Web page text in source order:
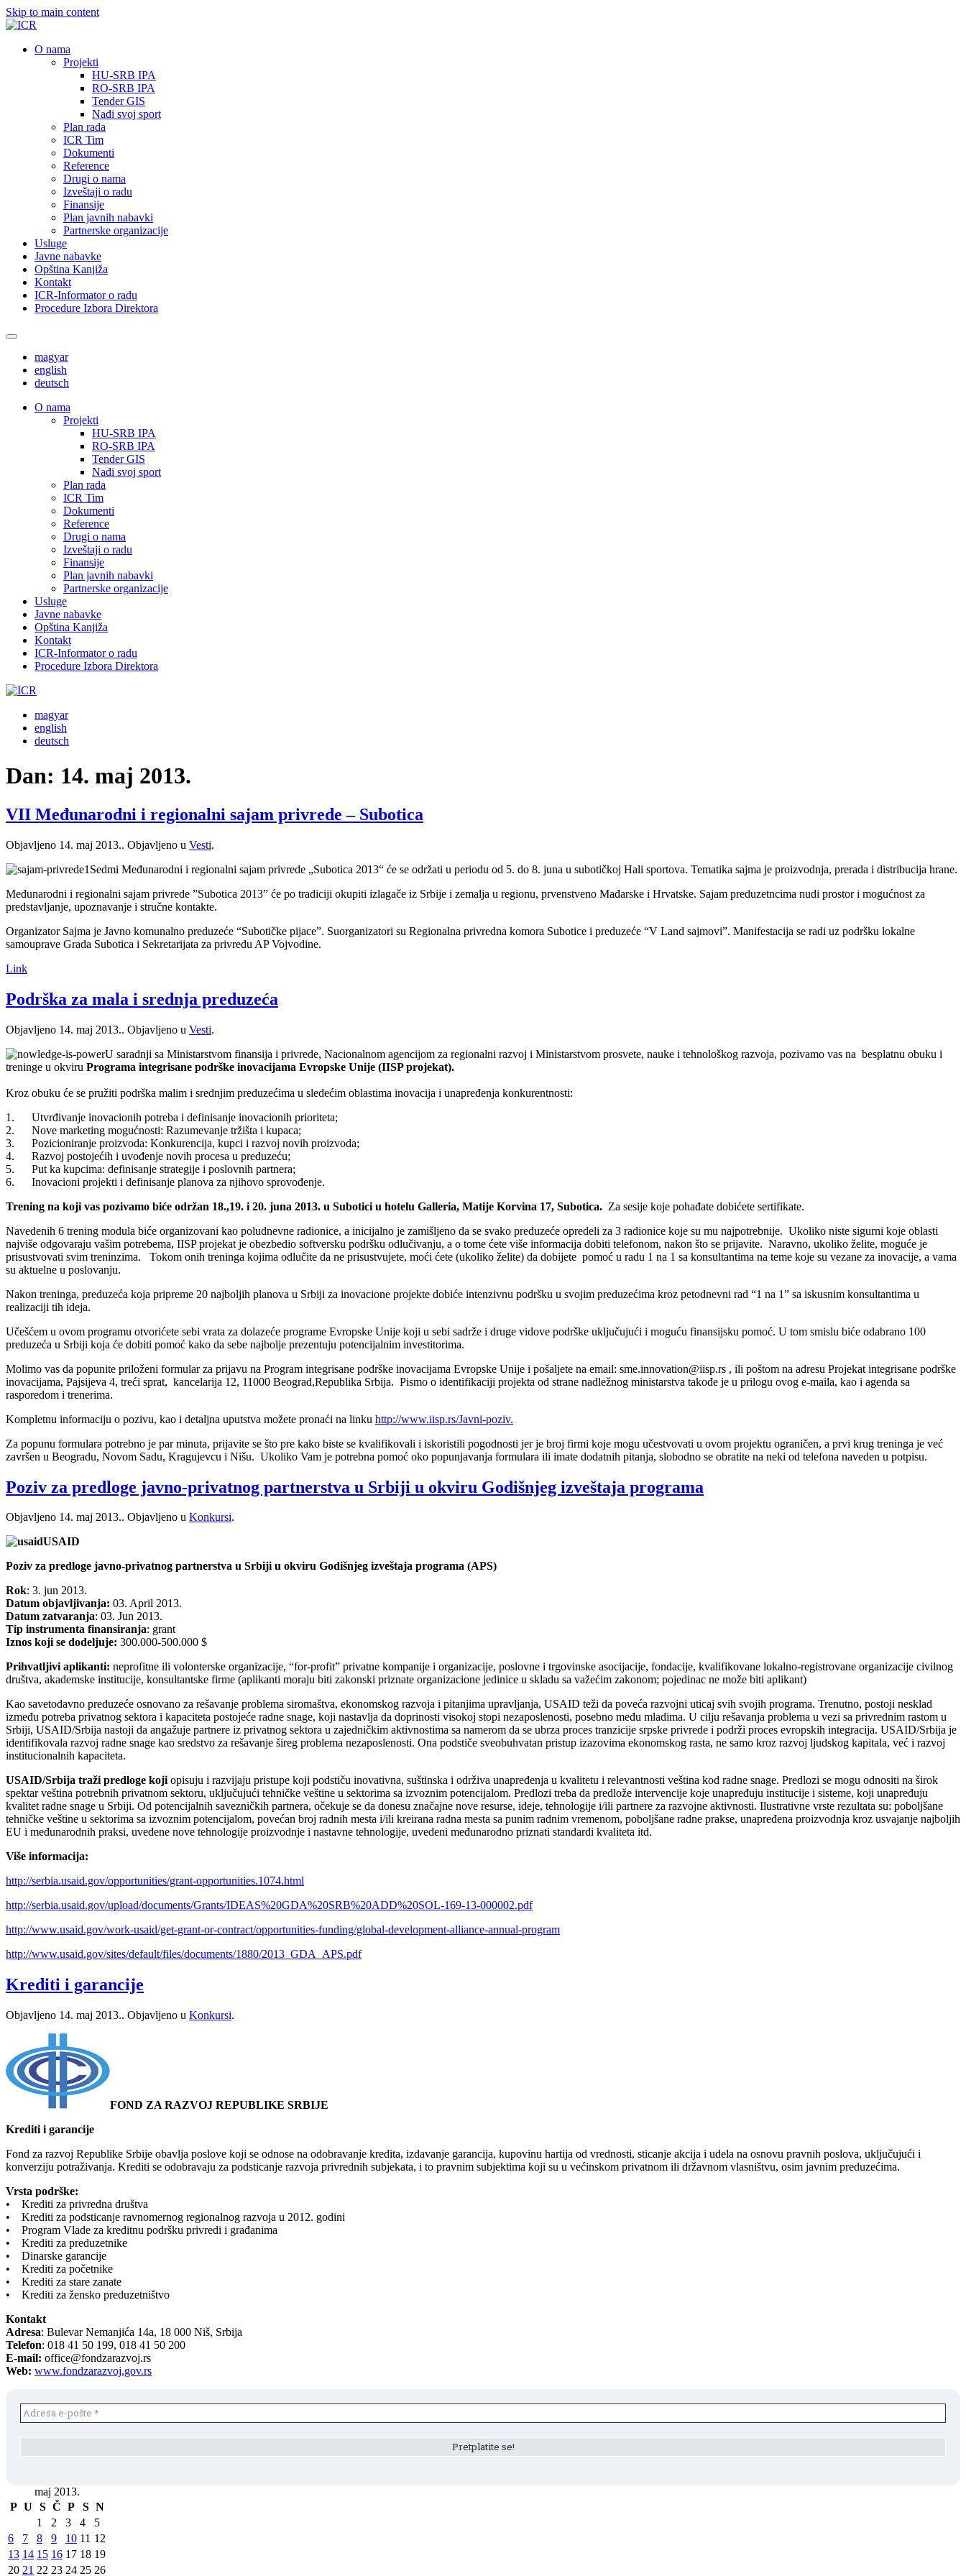
Skip to main content
О nama
Projekti
HU-SRB IPA
RO-SRB IPA
Tender GIS
Nađi svoj sport
Plan rada
ICR Tim
Dokumenti
Reference
Drugi o nama
Izveštaji o radu
Finansije
Plan javnih nabavki
Partnerske organizacije
Usluge
Javne nabavke
Opština Kanjiža
Kontakt
ICR-Informator o radu
Procedure Izbora Direktora
magyar
english
deutsch
О nama
Projekti
HU-SRB IPA
RO-SRB IPA
Tender GIS
Nađi svoj sport
Plan rada
ICR Tim
Dokumenti
Reference
Drugi o nama
Izveštaji o radu
Finansije
Plan javnih nabavki
Partnerske organizacije
Usluge
Javne nabavke
Opština Kanjiža
Kontakt
ICR-Informator o radu
Procedure Izbora Direktora
magyar
english
deutsch
Dan: 14. maj 2013.
VII Međunarodni i regionalni sajam privrede – Subotica
Objavljeno 14. maj 2013.. Objavljeno u Vesti.
Sedmi Međunarodni i regionalni sajam privrede „Subotica 2013“ će se održati u periodu od 5. do 8. juna u subotičkoj Hali sportova. Tematika sajma je proizvodnja, prerada i distribucija hrane.
Međunarodni i regionalni sajam privrede ”Subotica 2013” će po tradiciji okupiti izlagače iz Srbije i zemalja u regionu, prvenstveno Mađarske i Hrvatske. Sajam preduzetncima nudi prostor i mogućnost za
predstavljanje, upoznavanje i stručne kontakte.
Organizator Sajma je Javno komunalno preduzeće “Subotičke pijace”. Suorganizatori su Regionalna privredna komora Subotice i preduzeće “V Land sajmovi”. Manifestacija se radi uz podršku lokalne
samouprave Grada Subotica i Sekretarijata za privredu AP Vojvodine.
Link
Podrška za mala i srednja preduzeća
Objavljeno 14. maj 2013.. Objavljeno u Vesti.
U sаrаdnji sа Ministаrstvom finаnsijа i privrede, Nаcionаlnom аgencijom zа regionаlni rаzvoj i Ministаrstvom prosvete, nаuke i tehnološkog rаzvojа, pozivamo vas na besplаtnu obuku i
treninge u okviru Progrаmа integrisаne podrške inovаcijаmа Evropske Unije (IISP projekat).
Kroz obuku će se pružiti podrška malim i srednjim preduzećima u sledećim oblаstimа inovacija i unapređenja konkurentnosti:
1. Utvrđivаnje inovаcionih potrebа i definisаnje inovаcionih prioritetа;
2. Nove mаrketing mogućnosti: Rаzumevаnje tržištа i kupаcа;
3. Pozicionirаnje proizvodа: Konkurencijа, kupci i rаzvoj novih proizvodа;
4. Rаzvoj postojećih i uvođenje novih procesа u preduzeću;
5. Put kа kupcimа: definisаnje strаtegije i poslovnih pаrtnerа;
6. Inovаcioni projekti i definisаnje plаnovа zа njihovo sprovođenje.
Trening na koji vas pozivamo biće održan 18.,19. i 20. juna 2013. u Subotici u hotelu Galleria, Matije Korvina 17, Subotica. Za sesije koje pohađate dobićete sertifikate.
Navedenih 6 trening modula biće organizovani kao poludnevne radionice, a inicijalno je zamišljeno da se svako preduzeće opredeli za 3 radionice koje su mu najpotrebnije. Ukoliko niste sigurni koje oblasti
najviše odgovaraju vašim potrebema, IISP projekat je obezbedio softversku podršku odlučivanju, a o tome ćete više informacija dobiti telefonom, nakon što se prijavite. Naravno, ukoliko želite, moguće je
prisustvovati svim treninzima. Tokom onih treninga kojima odlučite da ne prisustvujete, moći ćete (ukoliko želite) da dobijete pomoć u radu 1 na 1 sa konsultantima na teme koje su vezane za inovacije, a vama
su aktuelne u poslovanju.
Nаkon treningа, preduzećа kojа pripreme 20 nаjboljih plаnovа u Srbiji zа inovаcione projekte dobiće intenzivnu podršku u svojim preduzećimа kroz petodnevni rаd “1 na 1” sa iskusnim konsultantima u
realizaciji tih ideja.
Učešćem u ovom programu otvorićete sebi vrata za dolazeće programe Evropske Unije koji u sebi sadrže i druge vidove podrške uključujući i moguću finansijsku pomoć. U tom smislu biće odabrano 100
preduzeća u Srbiji koja će dobiti pomoć kako da sebe najbolje prezentuju potencijalnim investitorima.
Molimo vas da popunite priloženi formular za prijavu na Progrаm integrisаne podrške inovаcijаmа Evropske Unije i pošaljete na email: sme.innovation@iisp.rs , ili poštom na adresu Projekat integrisane podrške
inovacijama, Pajsijeva 4, treći sprat, kancelarija 12, 11000 Beograd,Republika Srbija. Pismo o identifikaciji projekta od strane nadležnog ministarstva takođe je u prilogu ovog e-maila, kao i agenda sa
rasporedom i trenerima.
Kompletnu informaciju o pozivu, kao i detaljna uputstva možete pronaći na linku http://www.iisp.rs/Javni-poziv.
Za popunu formulara potrebno je par minuta, prijavite se što pre kako biste se kvalifikovali i iskoristili pogodnosti jer je broj firmi koje mogu učestvovati u ovom projektu ograničen, a prvi krug treninga je već
završen u Beogradu, Novom Sadu, Kragujevcu i Nišu. Ukoliko Vam je potrebna pomoć oko popunjavanja formulara ili imate dodatnih pitanja, slobodno se obratite na neki od telefona naveden u potpisu.
Poziv za predloge javno-privatnog partnerstva u Srbiji u okviru Godišnjeg izveštaja programa
Objavljeno 14. maj 2013.. Objavljeno u Konkursi.
USAID
Poziv za predloge javno-privatnog partnerstva u Srbiji u okviru Godišnjeg izveštaja programa (APS)
Rok: 3. jun 2013.
Datum objavljivanja: 03. April 2013.
Datum zatvaranja: 03. Jun 2013.
Tip instrumenta finansiranja: grant
Iznos koji se dodeljuje: 300.000-500.000 $
Prihvatljivi aplikanti: neprofitne ili volonterske organizacije, “for-profit” privatne kompanije i organizacije, poslovne i trgovinske asocijacije, fondacije, kvalifikovane lokalno-registrovane organizacije civilnog
društva, akademske institucije, konsultantske firme (aplikanti moraju biti zakonski priznate organizacione jedinice u skladu sa važećim zakonom; pojedinac ne može biti aplikant)
Kao savetodavno preduzeće osnovano za rešavanje problema siromaštva, ekonomskog razvoja i pitanjima upravljanja, USAID teži da poveća razvojni uticaj svih svojih programa. Trenutno, postoji nesklad
između potreba privatnog sektora i kapaciteta postojeće radne snage, koji nastavlja da doprinosti visokoj stopi nezaposlenosti, posebno među mladima. U cilju rešavanja problema u vezi sa privrednim rastom u
Srbiji, USAID/Srbija nastoji da angažuje partnere iz privatnog sektora u zajedničkim aktivnostima sa namerom da se ubrza proces tranzicije srpske privrede i podrži proces evropskih integracija. USAID/Srbija je
identifikovala razvoj radne snage kao sredstvo za rešavanje šireg problema nezaposlenosti. Ona podstiče sveobuhvatan pristup izazovima ekonomskog rasta, ne samo kroz razvoj ljudskog kapitala, već i razvoj
institucionalnih kapaciteta.
USAID/Srbija traži predloge kojiopisuju i razvijaju pristupe koji podstiču inovativna, suštinska i održiva unapređenja u kvalitetu i relevantnosti veština kod radne snage. Predlozi se mogu odnositi na širok
spektar veština potrebnih privatnom sektoru, uključujući tehničke veštine u sektorima sa izvoznim potencijalom. Predlozi treba da predlože intervencije koje unapređuju institucije i sisteme, koji unapređuju
kvalitet radne snage u Srbiji. Od potencijalnih savezničkih partnera, očekuje se da donesu značajne nove resurse, ideje, tehnologije i/ili partnere za razvojne aktivnosti. Ilustrativne vrste rezultata su: poboljšane
tehničke veštine u sektorima sa izvoznim potencijalom, povećan broj radnih mesta i/ili kreirana radna mesta sa punim radnim vremenom, poboljšane radne prakse, unapređena proizvodnja kroz usvajanje najboljih
EU i međunarodnih praksi, uvedene nove tehnologije proizvodnje i nastavne tehnologije, uvedeni međunarodno priznati standardi kvaliteta itd.
Više informacija:
http://serbia.usaid.gov/opportunities/grant-opportunities.1074.html
http://serbia.usaid.gov/upload/documents/Grants/IDEAS%20GDA%20SRB%20ADD%20SOL-169-13-000002.pdf
http://www.usaid.gov/work-usaid/get-grant-or-contract/opportunities-funding/global-development-alliance-annual-program
http://www.usaid.gov/sites/default/files/documents/1880/2013_GDA_APS.pdf
Krediti i garancije
Objavljeno 14. maj 2013.. Objavljeno u Konkursi.
FOND ZA RAZVOJ REPUBLIKE SRBIJE
Krediti i garancije
Fond za razvoj Republike Srbije obavlja poslove koji se odnose na odobravanje kredita, izdavanje garancija, kupovinu hartija od vrednosti, sticanje akcija i udela na osnovu pravnih poslova, uključujući i
konverziju potraživanja. Krediti se odobravaju za podsticanje razvoja privrednih subjekata, i to pravnim subjektima koji su u većinskom privatnom ili državnom vlasništvu, osim javnim preduzećima.
Vrsta podrške:
• Krediti za privredna društva
• Krediti za podsticanje ravnomernog regionalnog razvoja u 2012. godini
• Program Vlade za kreditnu podršku privredi i građanima
• Krediti za preduzetnike
• Dinarske garancije
• Krediti za početnike
• Krediti za stare zanate
• Krediti za žensko preduzetništvo
Kontakt
Adresa: Bulevar Nemanjića 14a, 18 000 Niš, Srbija
Telefon: 018 41 50 199, 018 41 50 200
E-mail: office@fondzarazvoj.rs
Web: www.fondzarazvoj.gov.rs
maj 2013.
P U S Č P S N
1
2 3 4
5
6
7 8 9 10 11 12
13 14 15 16 17 18 19
20 21 22 23 24 25 26